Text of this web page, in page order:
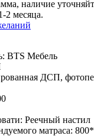
наличие
2 месяца.
: BTS Мебель
ДСП,
: Реечный настил
матраса: